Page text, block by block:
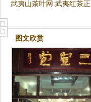
武夷山茶叶网:武夷红茶
图文欣赏